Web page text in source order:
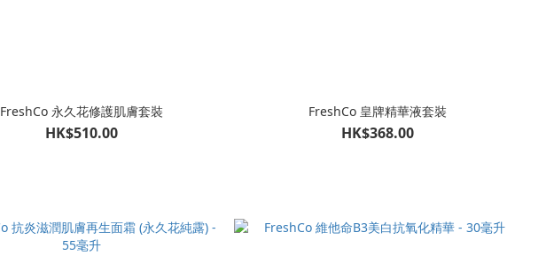
FreshCo 永久花修護肌膚套裝
HK$510.00
FreshCo 皇牌精華液套裝
HK$368.00